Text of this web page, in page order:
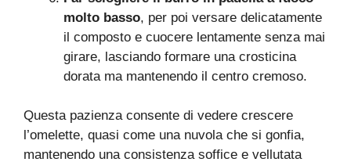
molto basso, per poi versare delicatamente
il composto e cuocere lentamente senza mai
girare, lasciando formare una crosticina
dorata ma mantenendo il centro cremoso.
Questa pazienza consente di vedere crescere
l’omelette, quasi come una nuvola che si gonfia,
mantenendo una consistenza soffice e vellutata